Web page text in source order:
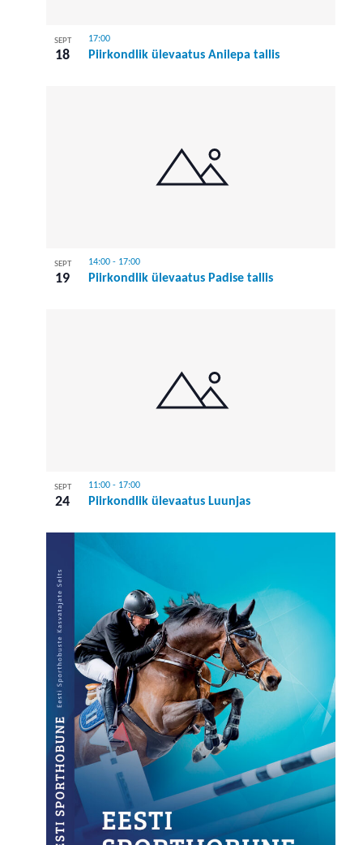
SEPT
18 Piirkondlik ülevaatus Anilepa tallis
17:00
SEPT
19 Piirkondlik ülevaatus Padise tallis
14:00- 17:00
SEPT
24 Piirkondlik ülevaatus Luunjas
11:00- 17:00